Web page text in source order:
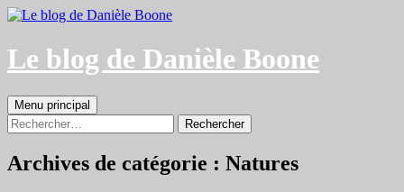
Aller
contenu
Le blog de Danièle Boone
Recherche
Menu principal
Rechercher :
Archives de catégorie : Natures